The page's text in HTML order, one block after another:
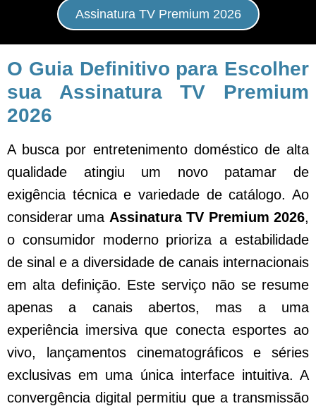
Assinatura TV Premium 2026
O Guia Definitivo para Escolher
sua Assinatura TV Premium
2026
A busca por entretenimento doméstico de alta
qualidade atingiu um novo patamar de
exigência técnica e variedade de catálogo. Ao
considerar uma Assinatura TV Premium 2026,
o consumidor moderno prioriza a estabilidade
de sinal e a diversidade de canais internacionais
em alta definição. Este serviço não se resume
apenas a canais abertos, mas a uma
experiência imersiva que conecta esportes ao
vivo, lançamentos cinematográficos e séries
exclusivas em uma única interface intuitiva. A
convergência digital permitiu que a transmissão